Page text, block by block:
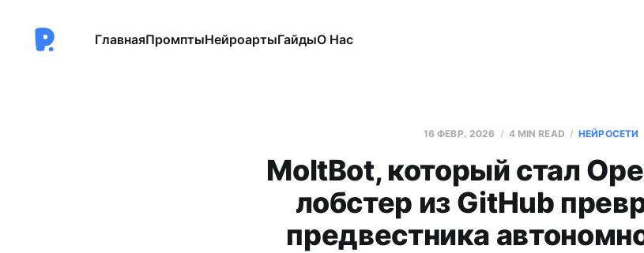
ГлавнаяПромптыНейроартыГайдыО Нас
16 ФЕВР. 2026 4 MIN READ НЕЙРОСЕТИ
MoltBot, который стал
лобстер из GitHub
предвестника